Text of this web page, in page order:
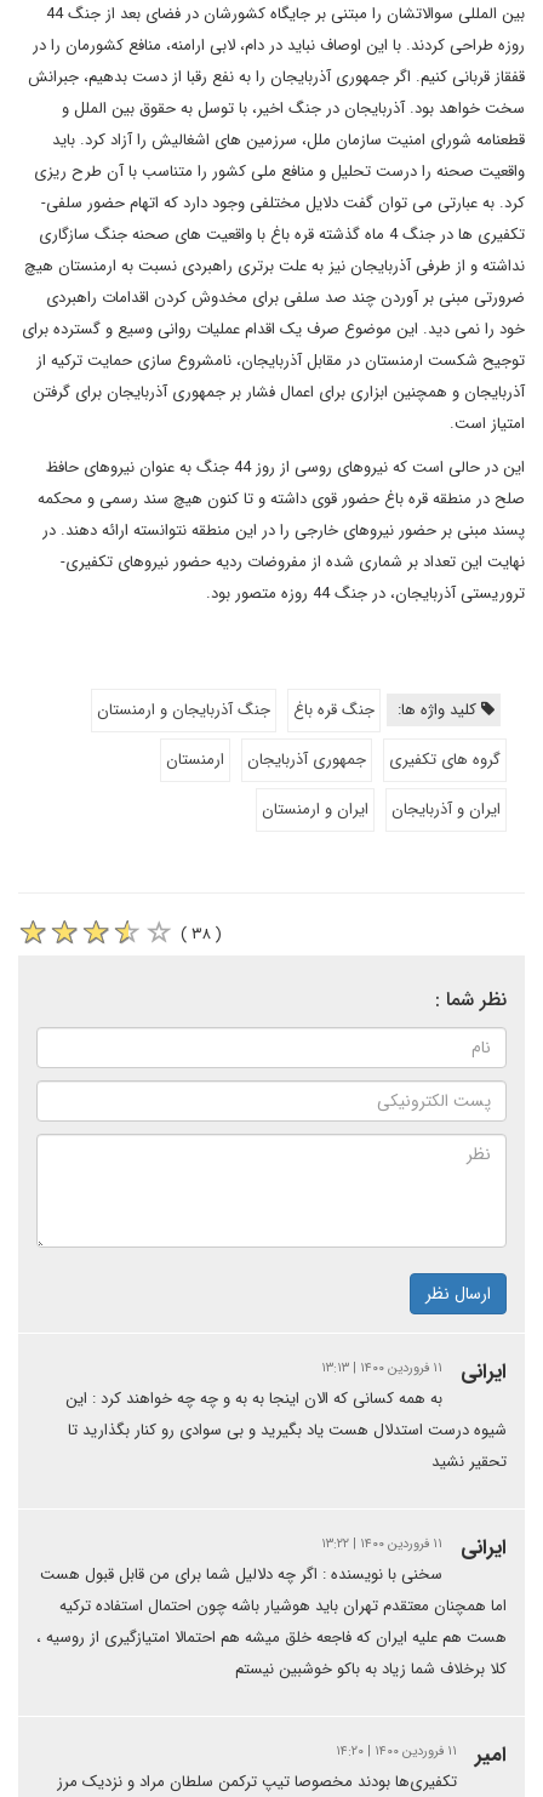
بین المللی سوالاتشان را مبتنی بر جایگاه کشورشان در فضای بعد از جنگ 44
روزه طراحی کردند. با این اوصاف نباید در دام، لابی ارامنه، منافع کشورمان را در
قفقاز قربانی کنیم. اگر جمهوری آذربایجان را به نفع رقبا از دست بدهیم، جبرانش
سخت خواهد بود. آذربایجان در جنگ اخیر، با توسل به حقوق بین الملل و
قطعنامه شورای امنیت سازمان ملل، سرزمین های اشغالیش را آزاد کرد. باید
واقعیت صحنه را درست تحلیل و منافع ملی کشور را متناسب با آن طرح ریزی
کرد. به عبارتی می توان گفت دلایل مختلفی وجود دارد که اتهام حضور سلفی-
تکفیری ها در جنگ 4 ماه گذشته قره باغ با واقعیت های صحنه جنگ سازگاری
نداشته و از طرفی آذربایجان نیز به علت برتری راهبردی نسبت به ارمنستان هیچ
ضرورتی مبنی بر آوردن چند صد سلفی برای مخدوش کردن اقدامات راهبردی
خود را نمی دید. این موضوع صرف یک اقدام عملیات روانی وسیع و گسترده برای
توجیح شکست ارمنستان در مقابل آذربایجان، نامشروع سازی حمایت ترکیه از
آذربایجان و همچنین ابزاری برای اعمال فشار بر جمهوری آذربایجان برای گرفتن
امتیاز است.
این در حالی است که نیروهای روسی از روز 44 جنگ به عنوان نیروهای حافظ
صلح در منطقه قره باغ حضور قوی داشته و تا کنون هیچ سند رسمی و محکمه
پسند مبنی بر حضور نیروهای خارجی را در این منطقه نتوانسته ارائه دهند. در
نهایت این تعداد بر شماری شده از مفروضات ردیه حضور نیروهای تکفیری-
تروریستی آذربایجان، در جنگ 44 روزه متصور بود.
کلید واژه ها: جنگ قره باغ
جنگ آذربایجان و ارمنستان
گروه های تکفیری
جمهوری آذربایجان
ارمنستان
ایران و آذربایجان
ایران و ارمنستان
( ۳۸ )
نظر شما :
ارسال نظر
ایرانی ۱۱ فروردین ۱۴۰۰ | ۱۳:۱۳
به همه کسانی که الان اینجا به به و چه چه خواهند کرد : این
شیوه درست استدلال هست یاد بگیرید و بی سوادی رو کنار بگذارید تا
تحقیر نشید
ایرانی ۱۱ فروردین ۱۴۰۰ | ۱۳:۲۲
سخنی با نویسنده : اگر چه دلالیل شما برای من قابل قبول هست
اما همچنان معتقدم تهران باید هوشیار باشه چون احتمال استفاده ترکیه
هست هم علیه ایران که فاجعه خلق میشه هم احتمالا امتیازگیری از روسیه ،
کلا برخلاف شما زیاد به باکو خوشبین نیستم
امیر ۱۱ فروردین ۱۴۰۰ | ۱۴:۲۰
تکفیری‌ها بودند مخصوصا تیپ ترکمن سلطان مراد و نزدیک مرز